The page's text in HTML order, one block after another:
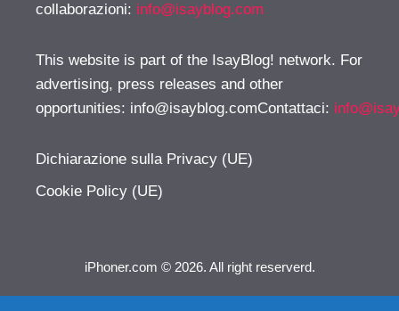
collaborazioni: info@isayblog.com
This website is part of the IsayBlog! network. For
advertising, press releases and other
opportunities: info@isayblog.comContattaci:
Dichiarazione sulla Privacy (UE)
Cookie Policy (UE)
iPhoner.com © 2026. All right reserverd.